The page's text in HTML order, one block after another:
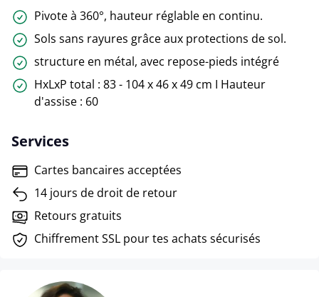
Pivote à 360°, hauteur réglable en continu.
Sols sans rayures grâce aux protections de sol.
structure en métal, avec repose-pieds intégré
HxLxP total : 83 - 104 x 46 x 49 cm I Hauteur
d'assise : 60
Services
Cartes bancaires acceptées
14 jours de droit de retour
Retours gratuits
Chiffrement SSL pour tes achats sécurisés